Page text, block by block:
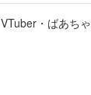
VTuber・ばあち